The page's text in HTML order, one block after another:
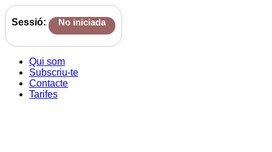
Sessió: No iniciada
Qui som
Subscriu-te
Contacte
Tarifes